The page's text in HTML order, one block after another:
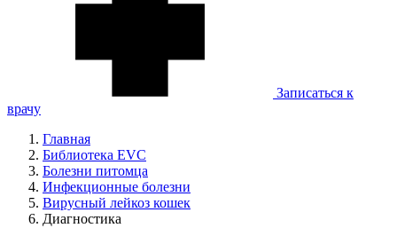
Записаться к
врачу
Главная
Библиотека EVC
Болезни питомца
Инфекционные болезни
Вирусный лейкоз кошек
Диагностика